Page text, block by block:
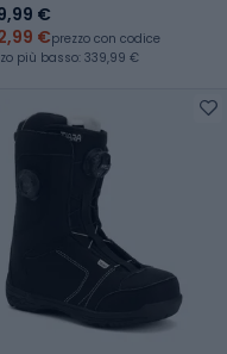
€
€prezzo con codice
più basso: 339,99 €